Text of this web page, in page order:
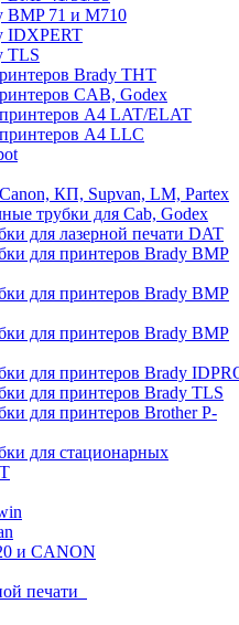
BMP 71 и M710
IDXPERT
TLS
Brady THT
CAB, Godex
А4 LAT/ELAT
А4 LLC
КП, Supvan, LM, Partex
трубки для Cab, Godex
для лазерной печати DAT
для принтеров Brady BMP
для принтеров Brady BMP
для принтеров Brady BMP
для принтеров Brady
для принтеров Brady TLS
для принтеров Brother P-
для стационарных
и CANON
печати